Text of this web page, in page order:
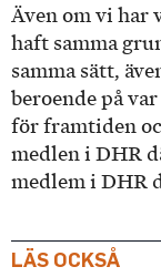
Även om vi har
haft samma
samma sätt,
beroende på
för framtiden
medlen i DHR
medlem i DHR
LÄS OCKSÅ